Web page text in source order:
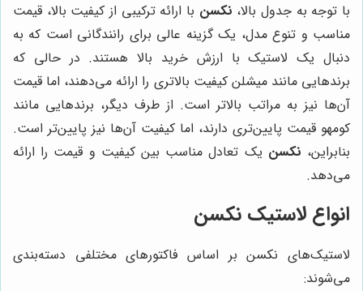
با توجه به جدول بالا، نکسن با ارائه ترکیبی از کیفیت بالا، قیمت
مناسب و تنوع مدل، یک گزینه عالی برای رانندگانی است که به
دنبال یک لاستیک با ارزش خرید بالا هستند. در حالی که
برندهایی مانند میشلن کیفیت بالاتری را ارائه می‌دهند، اما قیمت
آن‌ها نیز به مراتب بالاتر است. از طرف دیگر، برندهایی مانند
کومهو قیمت پایین‌تری دارند، اما کیفیت آن‌ها نیز پایین‌تر است.
بنابراین، نکسن یک تعادل مناسب بین کیفیت و قیمت را ارائه
می‌دهد.
انواع لاستیک نکسن
لاستیک‌های نکسن بر اساس فاکتورهای مختلفی دسته‌بندی
می‌شوند: